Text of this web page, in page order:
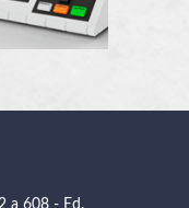
a 608 - Ed.